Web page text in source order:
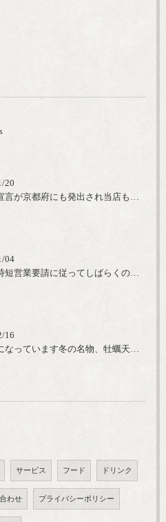
20
04
京都市の時短営業要請に従ってしばらくの間20時までの営業とさせていただいております。寒い時期には温かいお蕎麦がおすすめ
16
サービス フード ドリンク
わせ プライバシーポリシー